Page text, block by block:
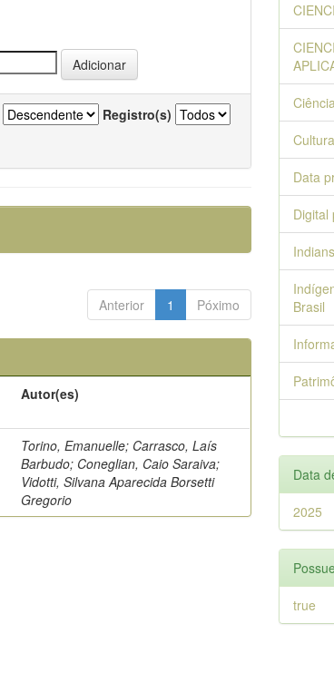
Registro(s)
Anterior 1 Póximo
Autor(es)
Torino, Emanuelle; Carrasco, Laís
Barbudo; Coneglian, Caio Saraiva;
Vidotti, Silvana Aparecida Borsetti
Gregorio
Data
Digital
Brasil
Data
2025
true